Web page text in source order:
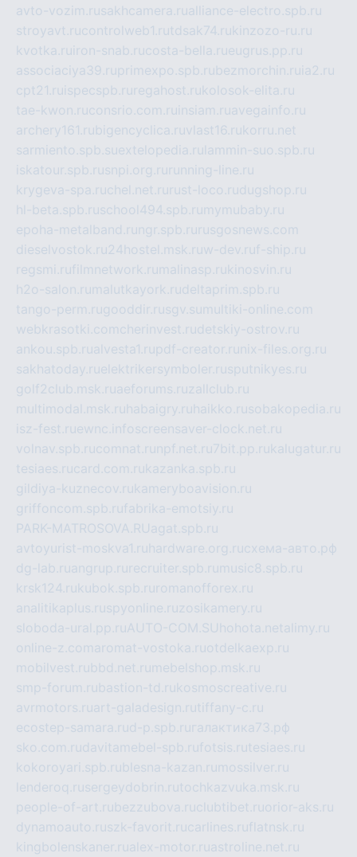
avto-vozim.rusakhcamera.rualliance-electro.spb.ru
stroyavt.rucontrolweb1.rutdsak74.rukinzozo-ru.ru
kvotka.ru iron-snab.rucosta-bella.rueugrus.pp.ru
associaciya39.ruprimexpo.spb.rubezmorchin.ru ia2.ru
cpt21.ru ispecspb.ru regahost.rukolosok-elita.ru
tae-kwon.ruconsrio.com.ru insiam.ruavegainfo.ru
archery161.rubigencyclica.ruvlast16.rukorru.net
sarmiento.spb.suextelopedia.ru lammin-suo.spb.ru
iskatour.spb.rusnpi.org.ru running-line.ru
krygeva-spa.ruchel.net.ru rust-loco.rudugshop.ru
hl-beta.spb.ruschool494.spb.ru mymubaby.ru
epoha-metalband.ru ngr.spb.ru rusgosnews.com
dieselvostok.ru24hostel.msk.ruw-dev.ruf-ship.ru
regsmi.rufilmnetwork.ru malinasp.rukinosvin.ru
h2o-salon.ru malutkayork.rudeltaprim.spb.ru
tango-perm.rugooddir.rusgv.su multiki-online.com
webkrasotki.comcherinvest.rudetskiy-ostrov.ru
ankou.spb.rualvesta1.rupdf-creator.ru nix-files.org.ru
sakhatoday.ruelektrikersymboler.rusputnikyes.ru
golf2club.msk.ruaeforums.ruzallclub.ru
multimodal.msk.ru habaigry.ru haikko.rusobakopedia.ru
isz-fest.ruewnc.infoscreensaver-clock.net.ru
volnav.spb.rucomnat.ru npf.net.ru7bit.pp.rukalugatur.ru
tesiaes.rucard.com.rukazanka.spb.ru
gildiya-kuznecov.rukameryboavision.ru
griffoncom.spb.rufabrika-emotsiy.ru
PARK-MATROSOVA.RUagat.spb.ru
avtoyurist-moskva1.ru hardware.org.ruсхема-авто.рф
dg-lab.ruangrup.ru recruiter.spb.ru music8.spb.ru
krsk124.rukubok.spb.ru romanofforex.ru
analitikaplus.ruspyonline.ruzosikamery.ru
sloboda-ural.pp.ruAUTO-COM.SU hohota.netalimy.ru
online-z.comaromat-vostoka.ruotdelkaexp.ru
mobilvest.rubbd.net.ru mebelshop.msk.ru
smp-forum.rubastion-td.rukosmoscreative.ru
avrmotors.ruart-galadesign.rutiffany-c.ru
ecostep-samara.rud-p.spb.ru галактика73.рф
sko.com.rudavitamebel-spb.rufotsis.rutesiaes.ru
kokoroyari.spb.rublesna-kazan.ru mossilver.ru
lenderoq.rusergeydobrin.rutochkazvuka.msk.ru
people-of-art.rubezzubova.ruclubtibet.ruorior-aks.ru
dynamoauto.ruszk-favorit.rucarlines.ruflatnsk.ru
kingbolenskaner.rualex-motor.ruastroline.net.ru